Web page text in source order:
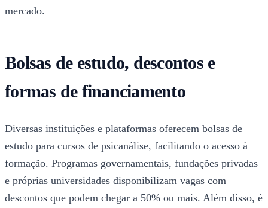
mercado.
Bolsas de estudo, descontos e
formas de financiamento
Diversas instituições e plataformas oferecem bolsas de
estudo para cursos de psicanálise, facilitando o acesso à
formação. Programas governamentais, fundações privadas
e próprias universidades disponibilizam vagas com
descontos que podem chegar a 50% ou mais. Além disso, é